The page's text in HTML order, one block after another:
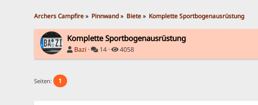
Archers Campfire» Pinnwand» Biete» Komplette Sportbogenausrüstung
Komplette Sportbogenausrüstung
Bazi · 14 · 4058
Seiten: 1